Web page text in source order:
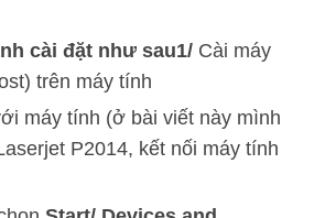
cài đặt như sau1/ Cài máy
trên máy tính
máy tính (ở bài viết này mình
P2014, kết nối máy tính